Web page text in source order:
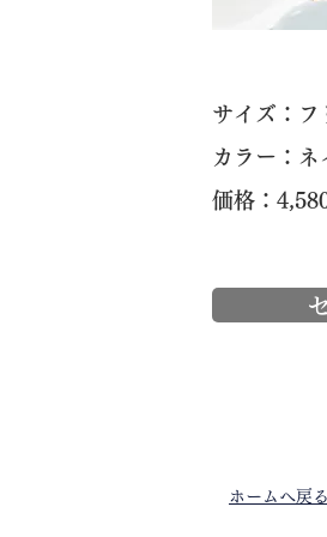
サイズ：フ
カラー：
価格：
ホームへ戻